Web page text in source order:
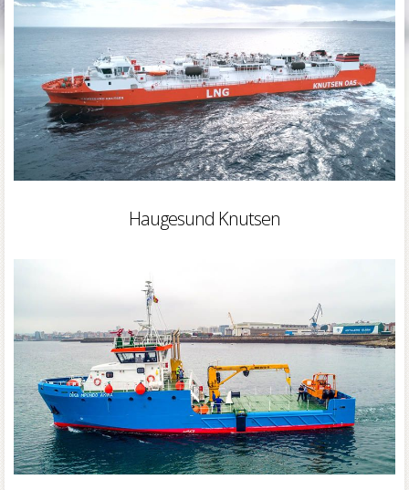
Haugesund Knutsen